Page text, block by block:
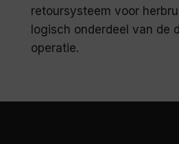
retoursysteem voor
logisch onderdeel van de
operatie.